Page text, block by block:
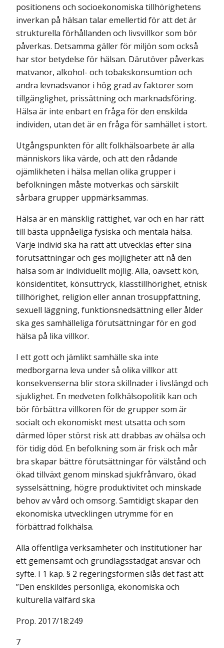
positionens och socioekonomiska tillhörighetens
inverkan på hälsan talar emellertid för att det är
strukturella förhållanden och livsvillkor som bör
påverkas. Detsamma gäller för miljön som också
har stor betydelse för hälsan. Därutöver påverkas
matvanor, alkohol- och tobakskonsumtion och
andra levnadsvanor i hög grad av faktorer som
tillgänglighet, prissättning och marknadsföring.
Hälsa är inte enbart en fråga för den enskilda
individen, utan det är en fråga för samhället i stort.
Utgångspunkten för allt folkhälsoarbete är alla
människors lika värde, och att den rådande
ojämlikheten i hälsa mellan olika grupper i
befolkningen måste motverkas och särskilt
sårbara grupper uppmärksammas.
Hälsa är en mänsklig rättighet, var och en har rätt
till bästa uppnåeliga fysiska och mentala hälsa.
Varje individ ska ha rätt att utvecklas efter sina
förutsättningar och ges möjligheter att nå den
hälsa som är individuellt möjlig. Alla, oavsett kön,
könsidentitet, könsuttryck, klasstillhörighet, etnisk
tillhörighet, religion eller annan trosuppfattning,
sexuell läggning, funktionsnedsättning eller ålder
ska ges samhälleliga förutsättningar för en god
hälsa på lika villkor.
I ett gott och jämlikt samhälle ska inte
medborgarna leva under så olika villkor att
konsekvenserna blir stora skillnader i livslängd och
sjuklighet. En medveten folkhälsopolitik kan och
bör förbättra villkoren för de grupper som är
socialt och ekonomiskt mest utsatta och som
därmed löper störst risk att drabbas av ohälsa och
för tidig död. En befolkning som är frisk och mår
bra skapar bättre förutsättningar för välstånd och
ökad tillväxt genom minskad sjukfrånvaro, ökad
sysselsättning, högre produktivitet och minskade
behov av vård och omsorg. Samtidigt skapar den
ekonomiska utvecklingen utrymme för en
förbättrad folkhälsa.
Alla offentliga verksamheter och institutioner har
ett gemensamt och grundlagsstadgat ansvar och
syfte. I 1 kap. § 2 regeringsformen slås det fast att
”Den enskildes personliga, ekonomiska och
kulturella välfärd ska
Prop. 2017/18:249
7